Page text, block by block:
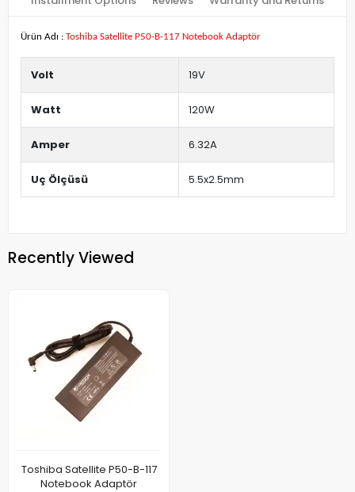
Ürün Adı : Toshiba Satellite P50-B-117 Notebook Adaptör
Volt 19V
Watt 120W
Amper 6.32A
Uç Ölçüsü 5.5x2.5mm
Recently Viewed
Toshiba Satellite P50-B-117
Notebook Adaptör